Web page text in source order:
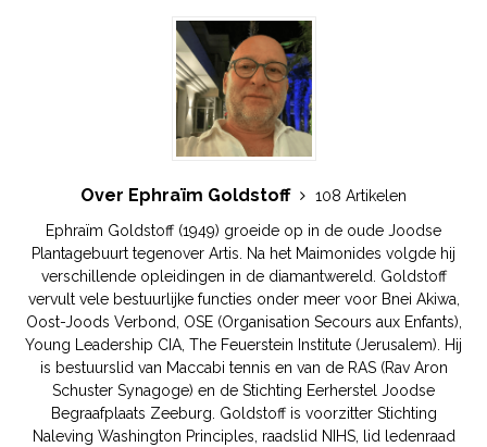
Over Ephraïm Goldstoff
108 Artikelen
Ephraïm Goldstoff (1949) groeide op in de oude Joodse
Plantagebuurt tegenover Artis. Na het Maimonides volgde hij
verschillende opleidingen in de diamantwereld. Goldstoff
vervult vele bestuurlijke functies onder meer voor Bnei Akiwa,
Oost-Joods Verbond, OSE (Organisation Secours aux Enfants),
Young Leadership CIA, The Feuerstein Institute (Jerusalem). Hij
is bestuurslid van Maccabi tennis en van de RAS (Rav Aron
Schuster Synagoge) en de Stichting Eerherstel Joodse
Begraafplaats Zeeburg. Goldstoff is voorzitter Stichting
Naleving Washington Principles, raadslid NIHS, lid ledenraad